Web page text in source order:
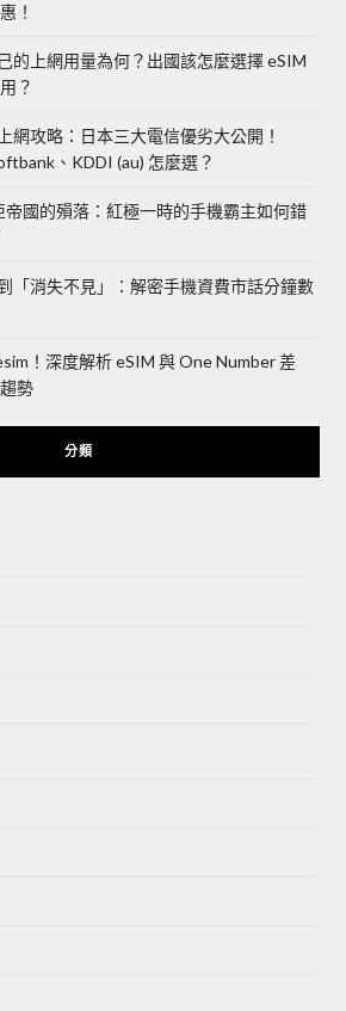
！
的上網用量為何？出國該怎麼選擇 eSIM
？
網攻略：日本三大電信優劣大公開！
、KDDI (au) 怎麼選？
國的殞落：紅極一時的手機霸主如何錯
「消失不見」：解密手機資費市話分鐘數
！深度解析 eSIM 與 One Number 差
勢
分類